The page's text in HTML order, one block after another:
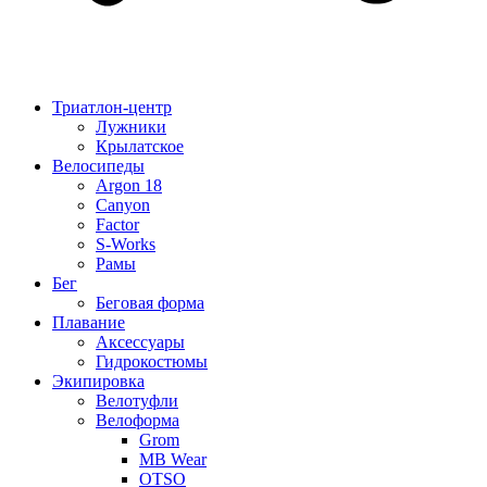
Триатлон-центр
Лужники
Крылатское
Велосипеды
Argon 18
Canyon
Factor
S-Works
Рамы
Бег
Беговая форма
Плавание
Аксессуары
Гидрокостюмы
Экипировка
Велотуфли
Велоформа
Grom
MB Wear
OTSO